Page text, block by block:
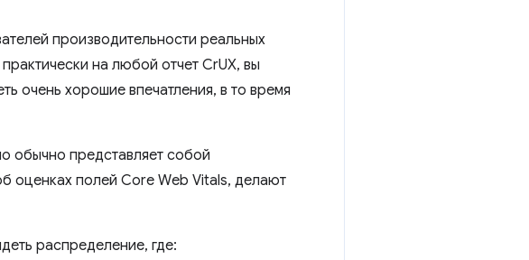
производительности реальных
на любой отчет CrUX, вы
очень хорошие впечатления, в то время
обычно представляет собой
оценках полей Core Web Vitals, делают
распределение, где: